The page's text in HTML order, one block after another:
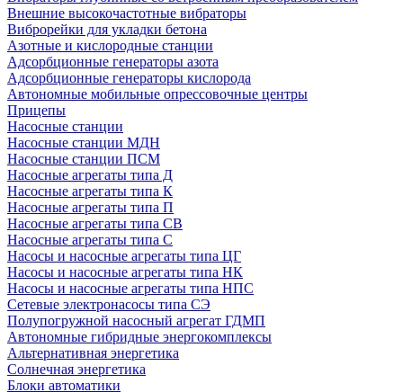
Внешние высокочастотные вибраторы
Виброрейки для укладки бетона
Азотные и кислородные станции
Адсорбционные генераторы азота
Адсорбционные генераторы кислорода
Автономные мобильные опрессовочные центры
Прицепы
Насосные станции
Насосные станции МДН
Насосные станции ПСМ
Насосные агрегаты типа Д
Насосные агрегаты типа К
Насосные агрегаты типа П
Насосные агрегаты типа СВ
Насосные агрегаты типа С
Насосы и насосные агрегаты типа ЦГ
Насосы и насосные агрегаты типа НК
Насосы и насосные агрегаты типа НПС
Сетевые электронасосы типа СЭ
Полупогружной насосный агрегат ГДМП
Автономные гибридные энергокомплексы
Альтернативная энергетика
Солнечная энергетика
Блоки автоматики